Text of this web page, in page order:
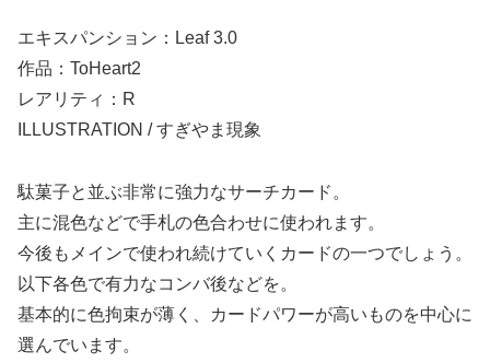
エキスパンション：Leaf 3.0
作品：ToHeart2
レアリティ：R
ILLUSTRATION / すぎやま現象
駄菓子と並ぶ非常に強力なサーチカード。
主に混色などで手札の色合わせに使われます。
今後もメインで使われ続けていくカードの一つでしょう。
以下各色で有力なコンバ後などを。
基本的に色拘束が薄く、カードパワーが高いものを中心に
選んでいます。